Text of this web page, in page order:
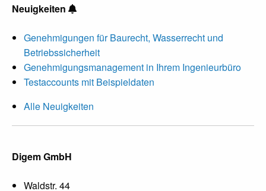
Neuigkeiten
Genehmigungen für Baurecht, Wasserrecht und
Betriebssicherheit
Genehmigungsmanagement in Ihrem Ingenieurbüro
Testaccounts mit Beispieldaten
Alle Neuigkeiten
Digem GmbH
Waldstr. 44